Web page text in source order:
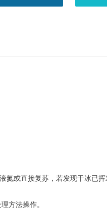
氮或直接复苏，若发现干冰已
方法操作。